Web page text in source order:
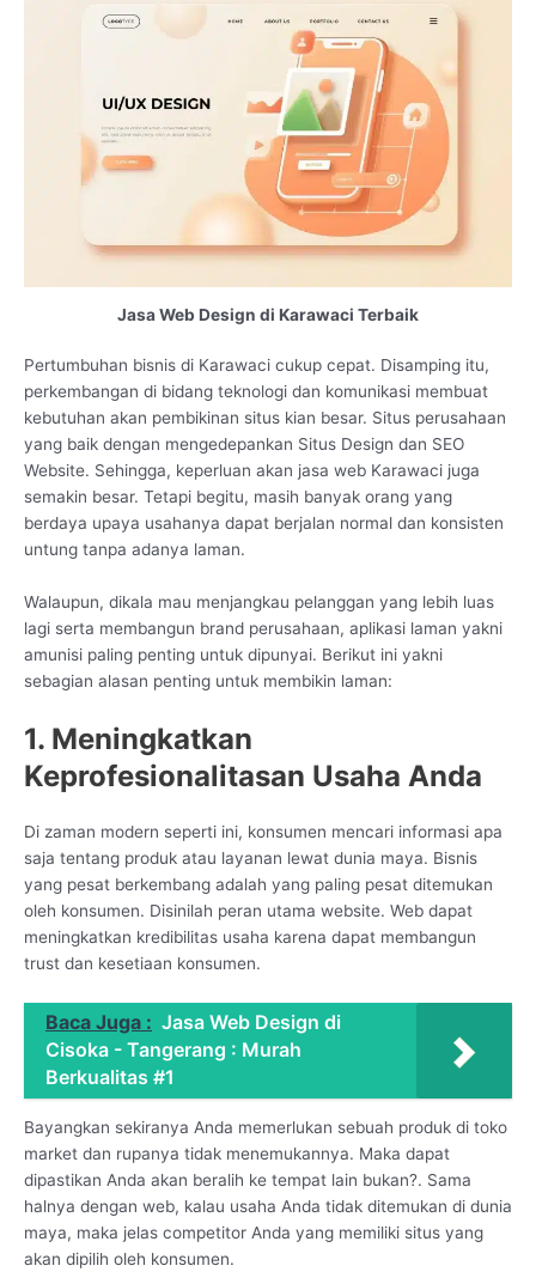
Jasa Web Design di Karawaci Terbaik
Pertumbuhan bisnis di Karawaci cukup cepat. Disamping itu,
perkembangan di bidang teknologi dan komunikasi membuat
kebutuhan akan pembikinan situs kian besar. Situs perusahaan
yang baik dengan mengedepankan Situs Design dan SEO
Website. Sehingga, keperluan akan jasa web Karawaci juga
semakin besar. Tetapi begitu, masih banyak orang yang
berdaya upaya usahanya dapat berjalan normal dan konsisten
untung tanpa adanya laman.
Walaupun, dikala mau menjangkau pelanggan yang lebih luas
lagi serta membangun brand perusahaan, aplikasi laman yakni
amunisi paling penting untuk dipunyai. Berikut ini yakni
sebagian alasan penting untuk membikin laman:
1. Meningkatkan
Keprofesionalitasan Usaha Anda
Di zaman modern seperti ini, konsumen mencari informasi apa
saja tentang produk atau layanan lewat dunia maya. Bisnis
yang pesat berkembang adalah yang paling pesat ditemukan
oleh konsumen. Disinilah peran utama website. Web dapat
meningkatkan kredibilitas usaha karena dapat membangun
trust dan kesetiaan konsumen.
Baca Juga : Jasa Web Design di
Cisoka - Tangerang : Murah
Berkualitas #1
Bayangkan sekiranya Anda memerlukan sebuah produk di toko
market dan rupanya tidak menemukannya. Maka dapat
dipastikan Anda akan beralih ke tempat lain bukan?. Sama
halnya dengan web, kalau usaha Anda tidak ditemukan di dunia
maya, maka jelas competitor Anda yang memiliki situs yang
akan dipilih oleh konsumen.